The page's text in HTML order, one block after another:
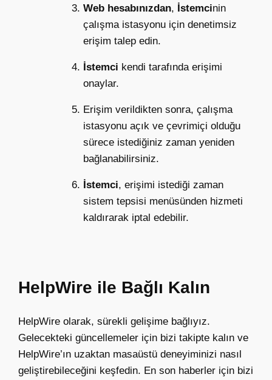
Web hesabınızdan, İstemcinin
çalışma istasyonu için denetimsiz
erişim talep edin.
İstemci kendi tarafında erişimi
onaylar.
Erişim verildikten sonra, çalışma
istasyonu açık ve çevrimiçi olduğu
sürece istediğiniz zaman yeniden
bağlanabilirsiniz.
İstemci, erişimi istediği zaman
sistem tepsisi menüsünden hizmeti
kaldırarak iptal edebilir.
HelpWire ile Bağlı Kalın
HelpWire olarak, sürekli gelişime bağlıyız.
Gelecekteki güncellemeler için bizi takipte kalın ve
HelpWire’ın uzaktan masaüstü deneyiminizi nasıl
geliştirebileceğini keşfedin. En son haberler için bizi